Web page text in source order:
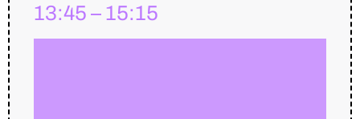
13:45 – 15:15